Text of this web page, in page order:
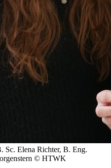
Sc. Elena Richter, B. Eng.
© HTWK